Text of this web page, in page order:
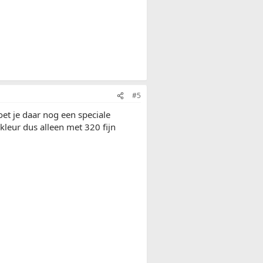
#5
je daar nog een speciale
dus alleen met 320 fijn